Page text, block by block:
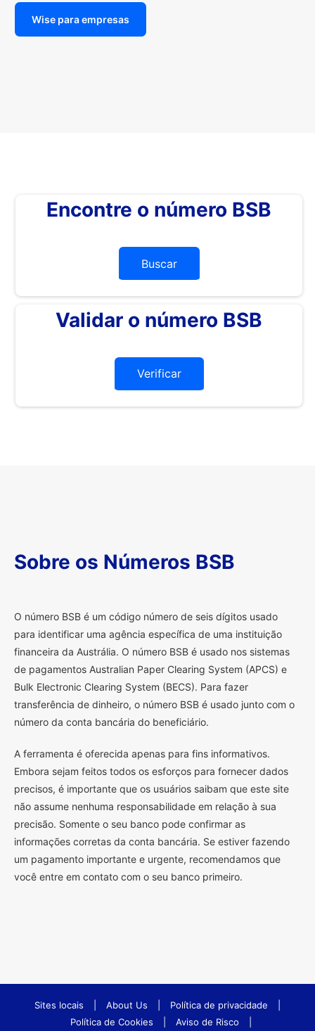
Wise para empresas
Encontre o número BSB
Buscar
Validar o número BSB
Verificar
Sobre os Números BSB
O número BSB é um código número de seis dígitos usado
para identificar uma agência específica de uma instituição
financeira da Austrália. O número BSB é usado nos sistemas
de pagamentos Australian Paper Clearing System (APCS) e
Bulk Electronic Clearing System (BECS). Para fazer
transferência de dinheiro, o número BSB é usado junto com o
número da conta bancária do beneficiário.
A ferramenta é oferecida apenas para fins informativos.
Embora sejam feitos todos os esforços para fornecer dados
precisos, é importante que os usuários saibam que este site
não assume nenhuma responsabilidade em relação à sua
precisão. Somente o seu banco pode confirmar as
informações corretas da conta bancária. Se estiver fazendo
um pagamento importante e urgente, recomendamos que
você entre em contato com o seu banco primeiro.
Sites locais About Us Política de privacidade
Política de Cookies
Aviso de Risco